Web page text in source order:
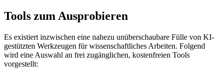
Tools zum Ausprobieren
Es existiert inzwischen eine nahezu unüberschaubare Fülle von KI-
gestützten Werkzeugen für wissenschaftliches Arbeiten. Folgend
wird eine Auswahl an frei zugänglichen, kostenfreien Tools
vorgestellt: